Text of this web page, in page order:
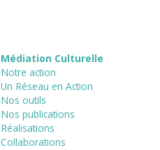
Médiation Culturelle
Notre action
Un Réseau en Action
Nos outils
Nos publications
Réalisations
Collaborations